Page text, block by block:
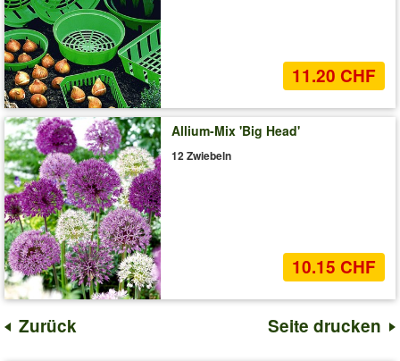
11.20 CHF
Allium-Mix 'Big Head'
12 Zwiebeln
10.15 CHF
Zurück Seite drucken